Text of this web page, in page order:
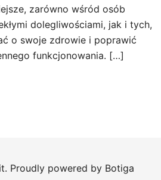
zarówno wśród osób
dolegliwościami, jak i tych,
o swoje zdrowie i poprawić
funkcjonowania. […]
Proudly powered by Botiga